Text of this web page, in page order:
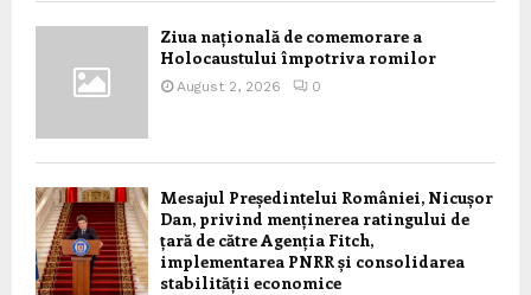
Ziua națională de comemorare a
Holocaustului împotriva romilor
August 2, 2026 0
Mesajul Președintelui României, Nicușor
Dan, privind menținerea ratingului de
țară de către Agenția Fitch,
implementarea PNRR și consolidarea
stabilității economice